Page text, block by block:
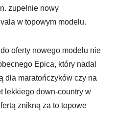
zupełnie nowy
w topowym modelu.
oferty nowego modelu nie
Epica, który nadal
dla maratończyków czy na
lekkiego down-country w
znikną za to topowe